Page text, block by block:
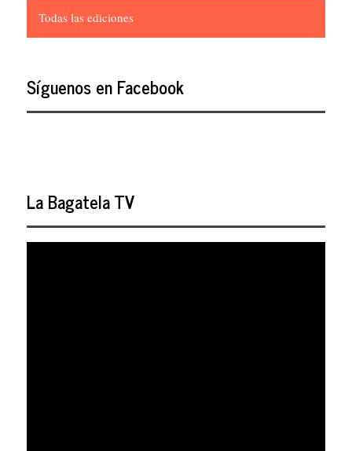
Todas las ediciones
Síguenos en Facebook
La Bagatela TV